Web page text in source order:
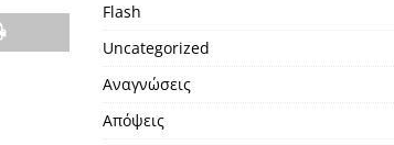
Flash
Uncategorized
Αναγνώσεις
Απόψεις